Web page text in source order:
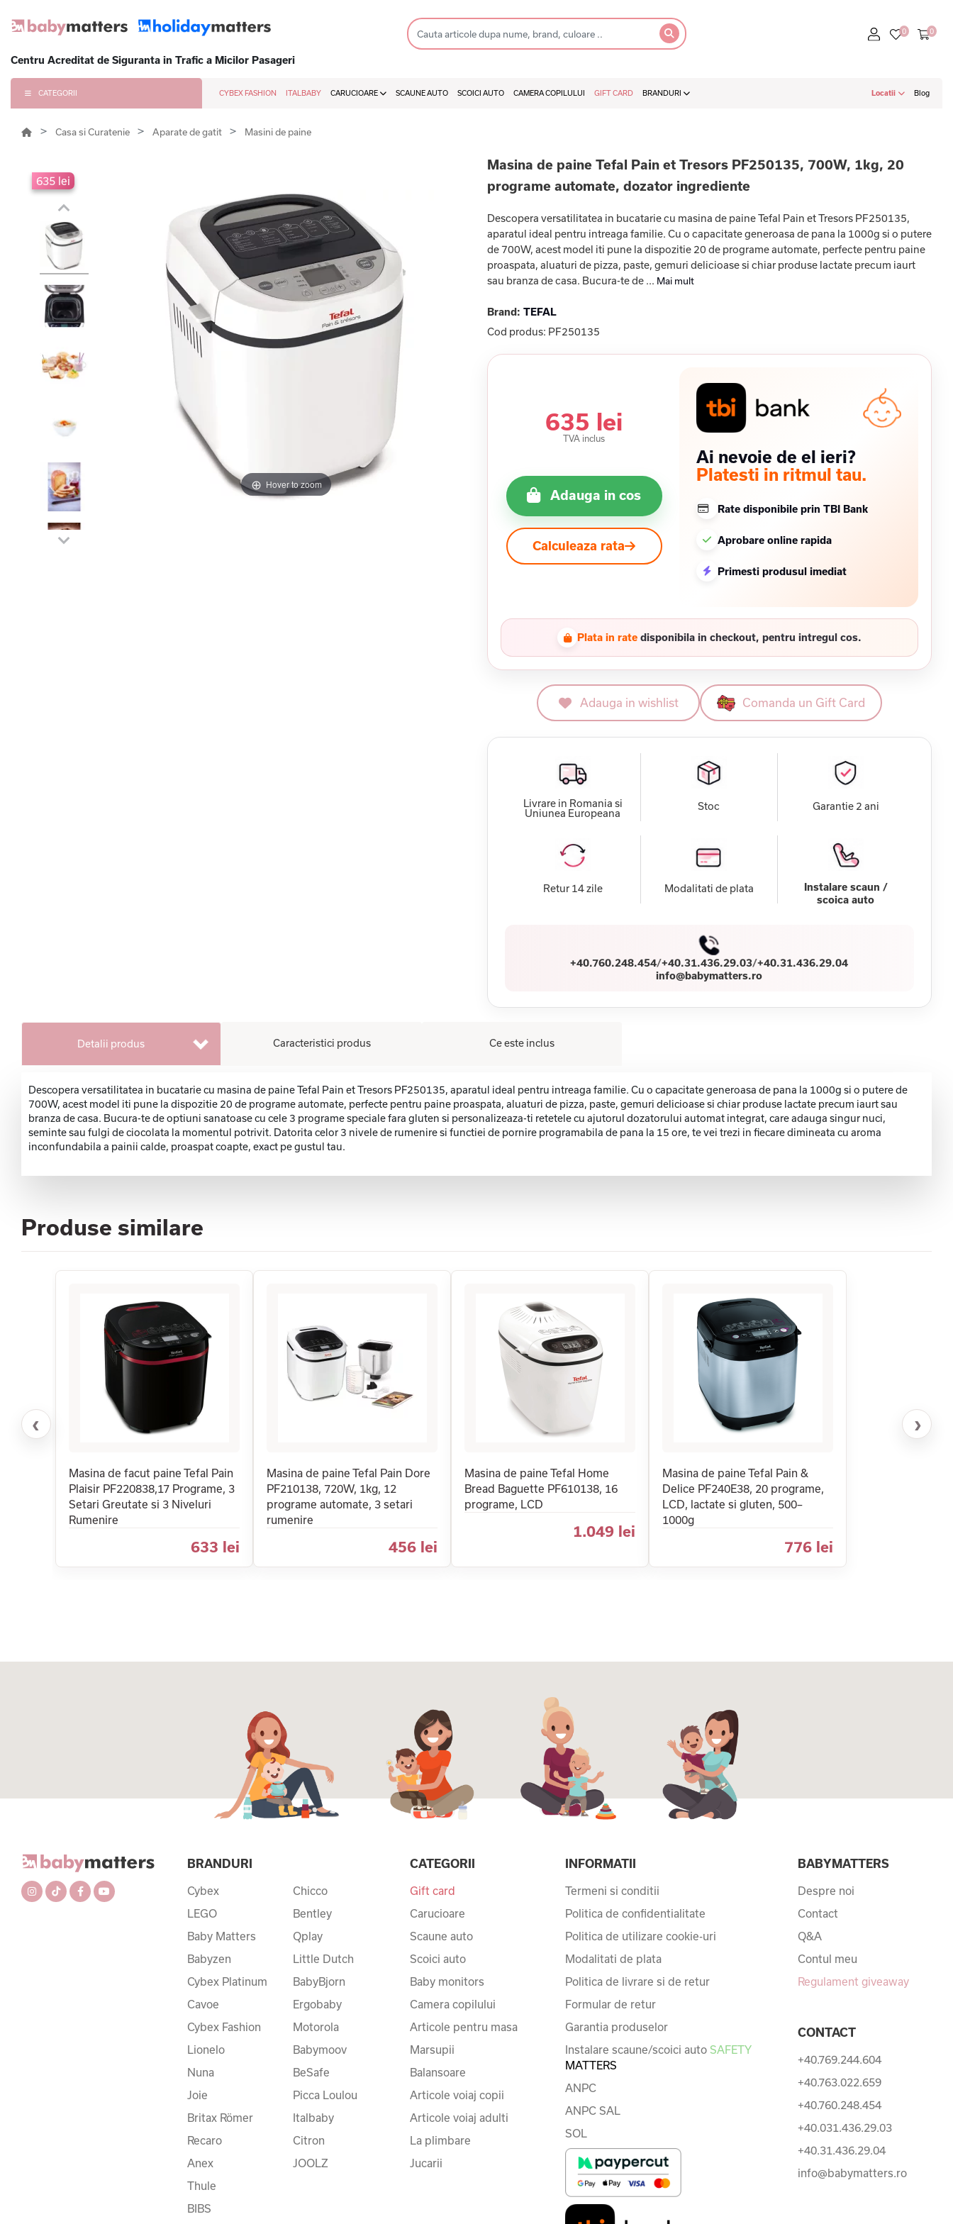
Centru Acreditat de Siguranta in Trafic a Micilor Pasageri
CATEGORII CYBEX FASHION ITALBABY CARUCIOARE SCAUNE AUTO SCOICI AUTO CAMERA COPILULUI GIFT CARD BRANDURI Locatii Blog
Casa si Curatenie Aparate de gatit Masini de paine
635 lei
Hover to zoom
Masina de paine Tefal Pain et Tresors PF250135, 700W, 1kg, 20
programe automate, dozator ingrediente
Descopera versatilitatea in bucatarie cu masina de paine Tefal Pain et Tresors PF250135,
aparatul ideal pentru intreaga familie. Cu o capacitate generoasa de pana la 1000g si o putere
de 700W, acest model iti pune la dispozitie 20 de programe automate, perfecte pentru paine
proaspata, aluaturi de pizza, paste, gemuri delicioase si chiar produse lactate precum iaurt
sau branza de casa. Bucura-te de ... Mai mult
Brand: TEFAL
Cod produs: PF250135
635 lei
TVA inclus
Adauga in cos
Calculeaza rata
Ai nevoie de el ieri?
Platesti in ritmul tau.
Rate disponibile prin TBI Bank
Aprobare online rapida
Primesti produsul imediat
Plata in rate disponibila in checkout, pentru intregul cos.
Adauga in wishlist Comanda un Gift Card
Livrare in Romania si
Uniunea Europeana
Stoc Garantie 2 ani
Retur 14 zile Modalitati de plata
Instalare scaun /
scoica auto
+40.760.248.454/+40.31.436.29.03/+40.31.436.29.04
info@babymatters.ro
Detalii produs Caracteristici produs Ce este inclus
Descopera versatilitatea in bucatarie cu masina de paine Tefal Pain et Tresors PF250135, aparatul ideal pentru intreaga familie. Cu o capacitate generoasa de pana la 1000g si o putere de
700W, acest model iti pune la dispozitie 20 de programe automate, perfecte pentru paine proaspata, aluaturi de pizza, paste, gemuri delicioase si chiar produse lactate precum iaurt sau
branza de casa. Bucura-te de optiuni sanatoase cu cele 3 programe speciale fara gluten si personalizeaza-ti retetele cu ajutorul dozatorului automat integrat, care adauga singur nuci,
seminte sau fulgi de ciocolata la momentul potrivit. Datorita celor 3 nivele de rumenire si functiei de pornire programabila de pana la 15 ore, te vei trezi in fiecare dimineata cu aroma
inconfundabila a painii calde, proaspat coapte, exact pe gustul tau.
Produse similare
‹
Masina de facut paine Tefal Pain
Plaisir PF220838,17 Programe, 3
Setari Greutate si 3 Niveluri
Rumenire
633 lei
Masina de paine Tefal Pain Dore
PF210138, 720W, 1kg, 12
programe automate, 3 setari
rumenire
456 lei
Masina de paine Tefal Home
Bread Baguette PF610138, 16
programe, LCD
1.049 lei
Masina de paine Tefal Pain &
Delice PF240E38, 20 programe,
LCD, lactate si gluten, 500–
1000g
776 lei
›
BRANDURI
Cybex
LEGO
Baby Matters
Babyzen
Cybex Platinum
Cavoe
Cybex Fashion
Lionelo
Nuna
Joie
Britax Römer
Recaro
Anex
Thule
BIBS
Chicco
Bentley
Qplay
Little Dutch
BabyBjorn
Ergobaby
Motorola
Babymoov
BeSafe
Picca Loulou
Italbaby
Citron
JOOLZ
CATEGORII
Gift card
Carucioare
Scaune auto
Scoici auto
Baby monitors
Camera copilului
Articole pentru masa
Marsupii
Balansoare
Articole voiaj copii
Articole voiaj adulti
La plimbare
Jucarii
INFORMATII
Termeni si conditii
Politica de confidentialitate
Politica de utilizare cookie-uri
Modalitati de plata
Politica de livrare si de retur
Formular de retur
Garantia produselor
Instalare scaune/scoici auto SAFETY
MATTERS
ANPC
ANPC SAL
SOL
BABYMATTERS
Despre noi
Contact
Q&A
Contul meu
Regulament giveaway
CONTACT
+40.769.244.604
+40.763.022.659
+40.760.248.454
+40.031.436.29.03
+40.31.436.29.04
info@babymatters.ro